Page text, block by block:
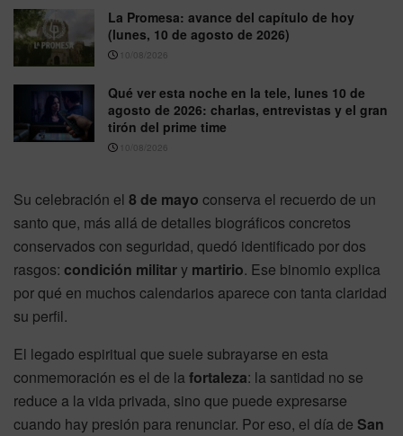
La Promesa: avance del capítulo de hoy
(lunes, 10 de agosto de 2026)
10/08/2026
Qué ver esta noche en la tele, lunes 10 de
agosto de 2026: charlas, entrevistas y el gran
tirón del prime time
10/08/2026
Su celebración el 8 de mayo conserva el recuerdo de un
santo que, más allá de detalles biográficos concretos
conservados con seguridad, quedó identificado por dos
rasgos: condición military martirio. Ese binomio explica
por qué en muchos calendarios aparece con tanta claridad
su perfil.
El legado espiritual que suele subrayarse en esta
conmemoración es el de lafortaleza: la santidad no se
reduce a la vida privada, sino que puede expresarse
cuando hay presión para renunciar. Por eso, el día de San